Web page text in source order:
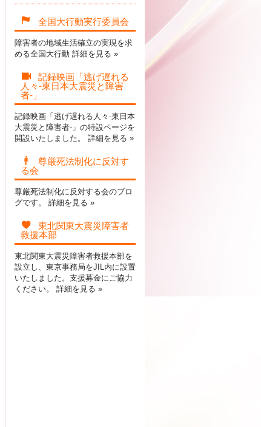
全国大行動実行委員会
障害者の地域生活確立の実現を求
める全国大行動 詳細を見る »
記録映画「逃げ遅れる
人々-東日本大震災と障害
者-」
記録映画「逃げ遅れる人々-東日本
大震災と障害者-」の特設ページを
開設いたしました。 詳細を見る »
尊厳死法制化に反対す
る会
尊厳死法制化に反対する会のブロ
グです。 詳細を見る »
東北関東大震災障害者
救援本部
東北関東大震災障害者救援本部を
設立し、東京事務局をJIL内に設置
いたしました。支援募金にご協力
ください。 詳細を見る »